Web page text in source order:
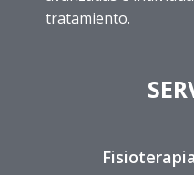
tratamiento.
Fisioterapia